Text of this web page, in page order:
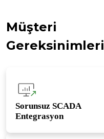
Müşteri
Gereksinimleri
Sorunsuz SCADA
Entegrasyon